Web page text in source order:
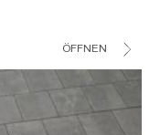
ÖFFNEN